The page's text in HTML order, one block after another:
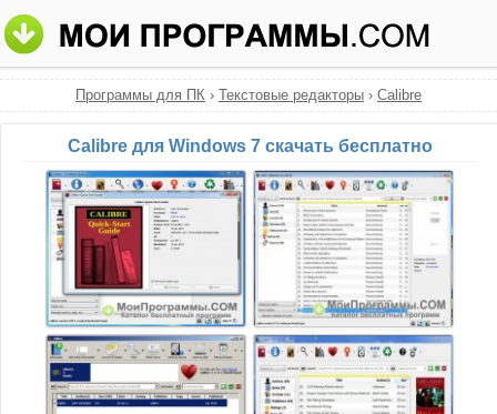
Программы для ПК › Текстовые редакторы › Calibre
Calibre для Windows 7 скачать бесплатно